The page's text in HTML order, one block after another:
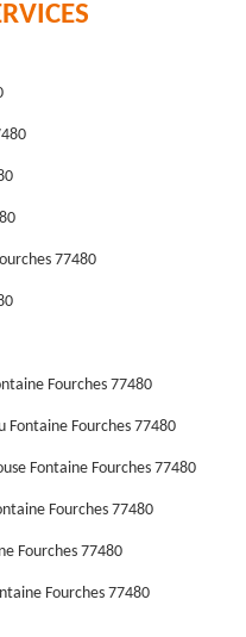
77480
Fourches 77480
Fontaine Fourches 77480
Fontaine Fourches 77480
Fourches 77480
Fourches 77480
Fourches 77480